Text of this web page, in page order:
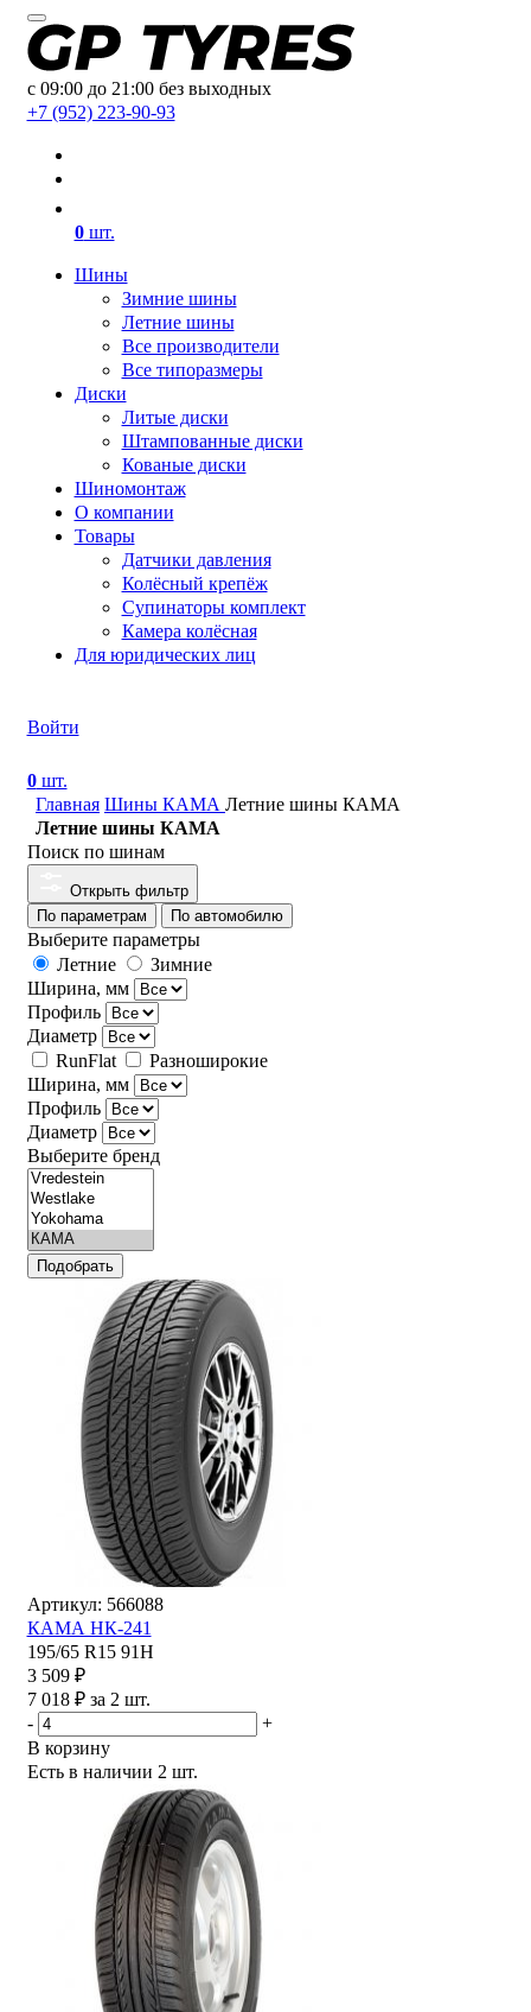
с 09:00 до 21:00 без выходных
+7 (952) 223-90-93
0шт.
Шины
Зимние шины
Летние шины
Все производители
Все типоразмеры
Диски
Литые диски
Штампованные диски
Кованые диски
Шиномонтаж
О компании
Товары
Датчики давления
Колёсный крепёж
Супинаторы комплект
Камера колёсная
Для юридических лиц
Войти
0шт.
Главная Шины КАМА Летние шины КАМА
Летние шины КАМА
Поиск по шинам
Открыть фильтр
По параметрам
По автомобилю
Выберите параметры
Летние
Зимние
Ширина, мм
Профиль
Диаметр
RunFlat
Разноширокие
Ширина, мм
Профиль
Диаметр
Выберите бренд
Подобрать
Артикул: 566088
КАМА НК-241
195/65 R15 91H
3 509 ₽
7 018 ₽ за 2 шт.
-
+
В корзину
Есть в наличии 2 шт.